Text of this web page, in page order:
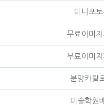
미니포
무료이미
무료이미
분양카탈
미술학원